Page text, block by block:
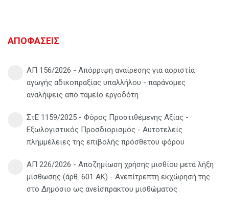
ΑΠΟΦΑΣΕΙΣ
ΑΠ 156/2026 - Απόρριψη αναίρεσης για αοριστία
αγωγής αδικοπραξίας υπαλλήλου - παράνομες
αναλήψεις από ταμείο εργοδότη
ΣτΕ 1159/2025 - Φόρος Προστιθέμενης Αξίας -
Εξωλογιστικός Προσδιορισμός - Αυτοτελείς
πλημμέλειες της επιβολής πρόσθετου φόρου
ΑΠ 226/2026 - Αποζημίωση χρήσης μισθίου μετά λήξη
μίσθωσης (άρθ. 601 ΑΚ) - Ανεπίτρεπτη εκχώρησή της
στο Δημόσιο ως ανείσπρακτου μισθώματος